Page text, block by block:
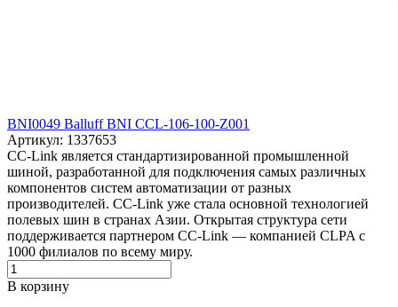
BNI0049 Balluff BNI CCL-106-100-Z001
Артикул: 1337653
CC-Link является стандартизированной промышленной
шиной, разработанной для подключения самых различных
компонентов систем автоматизации от разных
производителей. CC-Link уже стала основной технологией
полевых шин в странах Азии. Открытая структура сети
поддерживается партнером CC-Link — компанией CLPA с
1000 филиалов по всему миру.
В корзину